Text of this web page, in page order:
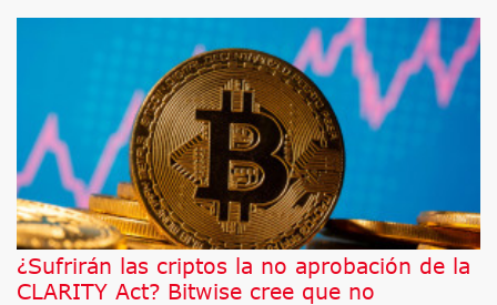
¿Sufrirán las criptos la no aprobación de la
CLARITY Act? Bitwise cree que no